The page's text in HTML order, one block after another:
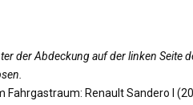
der Abdeckung auf der linken Seite